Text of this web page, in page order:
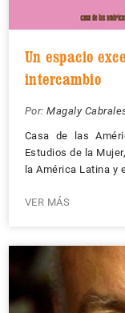
Un espacio
intercambio
Por: Magaly
Casa de las
Estudios de la
la América Latina y
VER MÁS